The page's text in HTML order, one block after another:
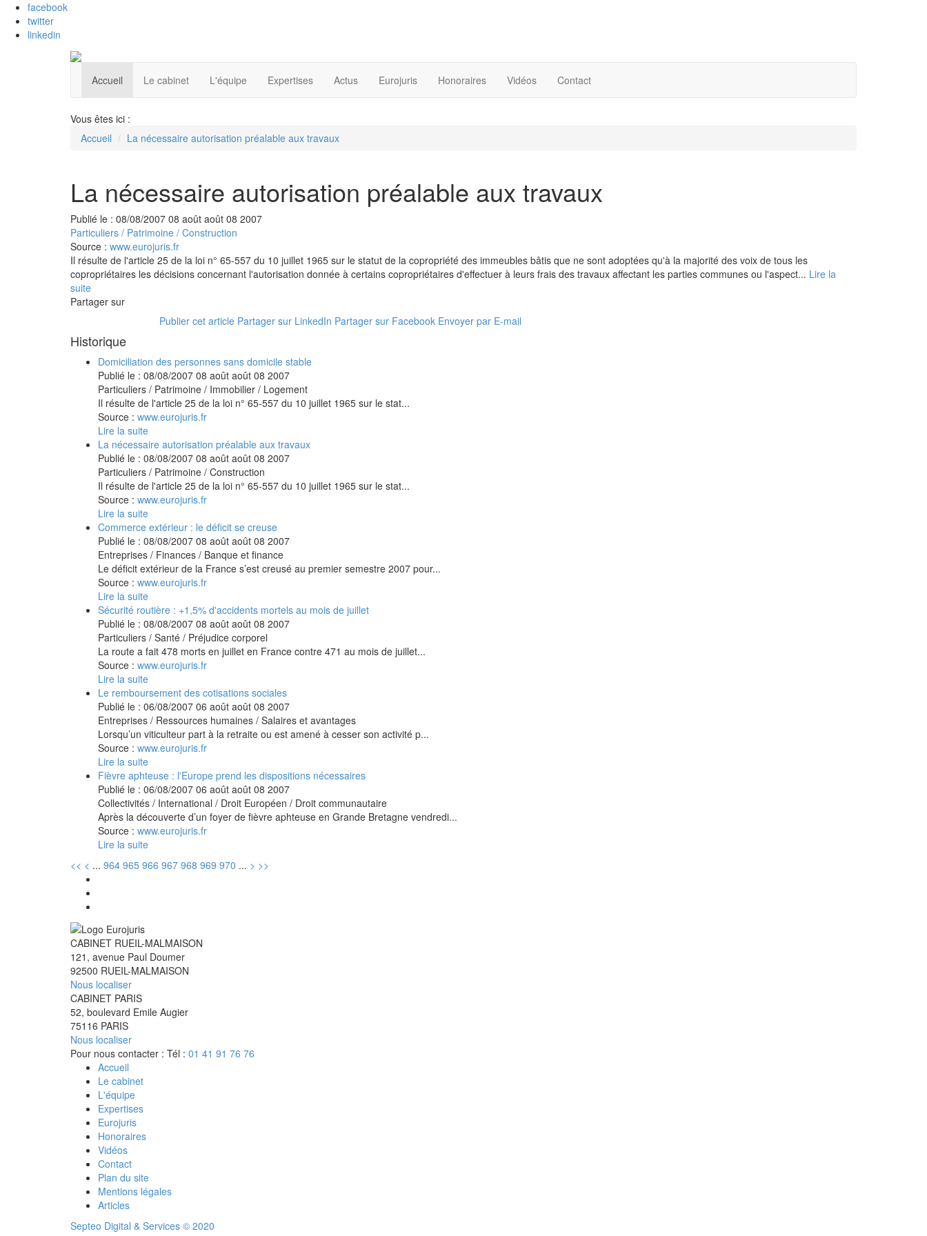
facebook
twitter
linkedin
Accueil Le cabinet L'équipe Expertises Actus Eurojuris Honoraires Vidéos Contact
Vous êtes ici :
Accueil
La nécessaire autorisation préalable aux travaux
La nécessaire autorisation préalable aux travaux
Publié le : 08/08/2007 08 août août 08 2007
Particuliers / Patrimoine / Construction
Source : www.eurojuris.fr
Il résulte de l'article 25 de la loi n° 65-557 du 10 juillet 1965 sur le statut de la copropriété des immeubles bâtis que ne sont adoptées qu'à la majorité des voix de tous les
copropriétaires les décisions concernant l'autorisation donnée à certains copropriétaires d'effectuer à leurs frais des travaux affectant les parties communes ou l'aspect... Lire la
suite
Partager sur
Publier cet article Partager sur LinkedIn Partager sur Facebook Envoyer par E-mail
Historique
Domiciliation des personnes sans domicile stable
Publié le : 08/08/2007 08 août août 08 2007
Particuliers / Patrimoine / Immobilier / Logement
Il résulte de l'article 25 de la loi n° 65-557 du 10 juillet 1965 sur le stat...
Source : www.eurojuris.fr
Lire la suite
La nécessaire autorisation préalable aux travaux
Publié le : 08/08/2007 08 août août 08 2007
Particuliers / Patrimoine / Construction
Il résulte de l'article 25 de la loi n° 65-557 du 10 juillet 1965 sur le stat...
Source : www.eurojuris.fr
Lire la suite
Commerce extérieur : le déficit se creuse
Publié le : 08/08/2007 08 août août 08 2007
Entreprises / Finances / Banque et finance
Le déficit extérieur de la France s’est creusé au premier semestre 2007 pour...
Source : www.eurojuris.fr
Lire la suite
Sécurité routière : +1,5% d'accidents mortels au mois de juillet
Publié le : 08/08/2007 08 août août 08 2007
Particuliers / Santé / Préjudice corporel
La route a fait 478 morts en juillet en France contre 471 au mois de juillet...
Source : www.eurojuris.fr
Lire la suite
Le remboursement des cotisations sociales
Publié le : 06/08/2007 06 août août 08 2007
Entreprises / Ressources humaines / Salaires et avantages
Lorsqu’un viticulteur part à la retraite ou est amené à cesser son activité p...
Source : www.eurojuris.fr
Lire la suite
Fièvre aphteuse : l'Europe prend les dispositions nécessaires
Publié le : 06/08/2007 06 août août 08 2007
Collectivités / International / Droit Européen / Droit communautaire
Après la découverte d’un foyer de fièvre aphteuse en Grande Bretagne vendredi...
Source : www.eurojuris.fr
Lire la suite
<< < ... 964 965 966 967 968 969 970 ... > >>
CABINET RUEIL-MALMAISON
121, avenue Paul Doumer
92500 RUEIL-MALMAISON
Nous localiser
CABINET PARIS
52, boulevard Emile Augier
75116 PARIS
Nous localiser
Pour nous contacter : Tél : 01 41 91 76 76
Accueil
Le cabinet
L'équipe
Expertises
Eurojuris
Honoraires
Vidéos
Contact
Plan du site
Mentions légales
Articles
Septeo Digital & Services © 2020